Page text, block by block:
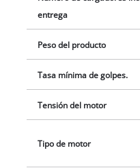
entrega
Peso del producto
Tasa mínima de golpes.
Tensión del motor
Tipo de motor